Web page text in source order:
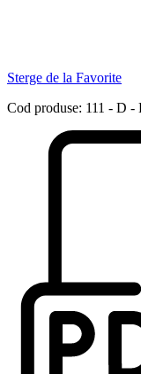
Sterge de la Favorite
Cod produse: 111 - D -